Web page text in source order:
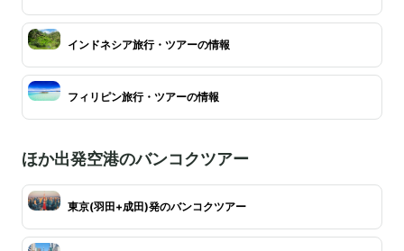
インドネシア旅行・ツアーの情報
フィリピン旅行・ツアーの情報
ほか出発空港のバンコクツアー
東京(羽田+成田)発のバンコクツアー